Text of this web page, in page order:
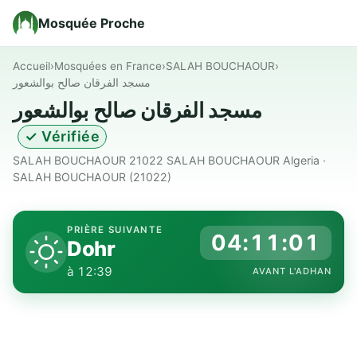
Mosquée Proche
Accueil›Mosquées en France›SALAH BOUCHAOUR›
مسجد الفرقان صالح بوالشعور
مسجد الفرقان صالح بوالشعور
✓ Vérifiée
SALAH BOUCHAOUR 21022 SALAH BOUCHAOUR Algeria ·
SALAH BOUCHAOUR (21022)
PRIÈRE SUIVANTE
Dohr
à 12:39
04:11:00
AVANT L'ADHAN